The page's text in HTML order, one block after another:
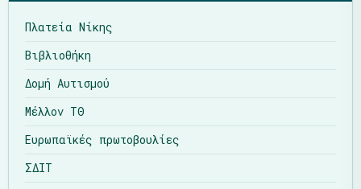
Πλατεία Νίκης
Βιβλιοθήκη
Δομή Αυτισμού
Μέλλον ΤΘ
Ευρωπαϊκές πρωτοβουλίες
ΣΔΙΤ